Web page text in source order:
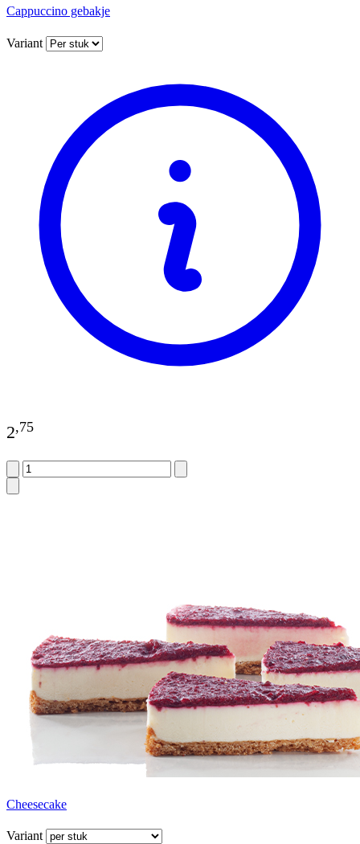
Cappuccino gebakje
Variant
2,75
Cheesecake
Variant